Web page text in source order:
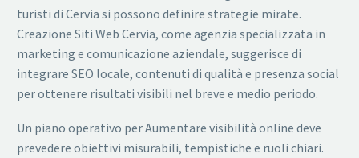
turisti di Cervia si possono definire strategie mirate.
Creazione Siti Web Cervia, come agenzia specializzata in
marketing e comunicazione aziendale, suggerisce di
integrare SEO locale, contenuti di qualità e presenza social
per ottenere risultati visibili nel breve e medio periodo.
Un piano operativo per Aumentare visibilità online deve
prevedere obiettivi misurabili, tempistiche e ruoli chiari.